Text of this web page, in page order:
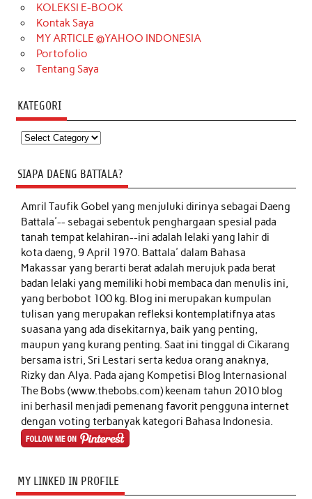
KOLEKSI E-BOOK
Kontak Saya
MY ARTICLE @YAHOO INDONESIA
Portofolio
Tentang Saya
KATEGORI
Kategori
SIAPA DAENG BATTALA?
Amril Taufik Gobelyang menjuluki dirinya sebagai Daeng
Battala'-- sebagai sebentuk penghargaan spesial pada
tanah tempat kelahiran--ini adalah lelaki yang lahir di
kota daeng, 9 April 1970. Battala' dalam Bahasa
Makassar yang berarti berat adalah merujuk pada berat
badan lelaki yang memiliki hobi membaca dan menulis ini,
yang berbobot 100 kg. Blog ini merupakan kumpulan
tulisan yang merupakan refleksi kontemplatifnya atas
suasana yang ada disekitarnya, baik yang penting,
maupun yang kurang penting. Saat ini tinggal di Cikarang
bersama istri, Sri Lestari serta kedua orang anaknya,
Rizky dan Alya. Pada ajang Kompetisi Blog Internasional
The Bobs (www.thebobs.com) keenam tahun 2010 blog
ini berhasil menjadi pemenang favorit pengguna internet
dengan voting terbanyak kategori Bahasa Indonesia.
MY LINKED IN PROFILE